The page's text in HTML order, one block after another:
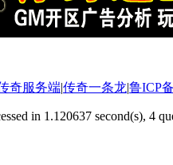
奇服务端|传奇一条龙|鲁ICP
in 1.120637 second(s), 4